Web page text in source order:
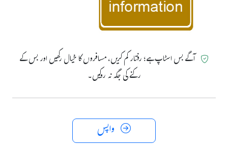
آگے بس اسٹاپ ہے؛ رفتار کم کریں، مسافروں کا خیال رکھیں اور بس کے
رکنے کی جگہ نہ روکیں۔
واپس